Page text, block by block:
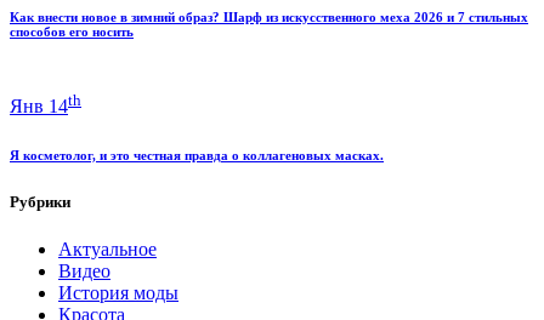
Как внести новое в зимний образ? Шарф из искусственного меха 2026 и 7 стильных
способов его носить
Янв 14th
Я косметолог, и это честная правда о коллагеновых масках.
Рубрики
Актуальное
Видео
История моды
Красота